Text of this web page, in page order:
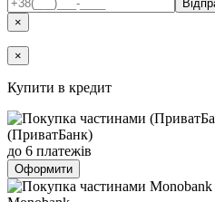
×
×
Купити в кредит
(ПриватБанк)
до 6 платежів
Оформити